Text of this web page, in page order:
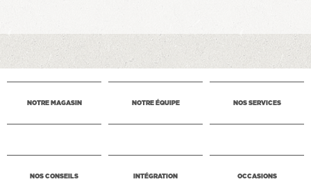
NOTRE MAGASIN NOTRE ÉQUIPE NOS SERVICES
NOS CONSEILS INTÉGRATION OCCASIONS